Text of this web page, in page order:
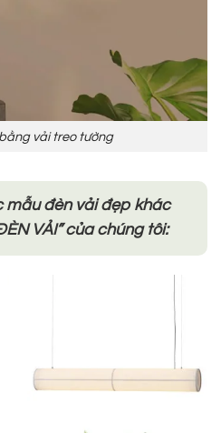
vải treo tường
mẫu đèn vải đẹp khác
VẢI” của chúng tôi: